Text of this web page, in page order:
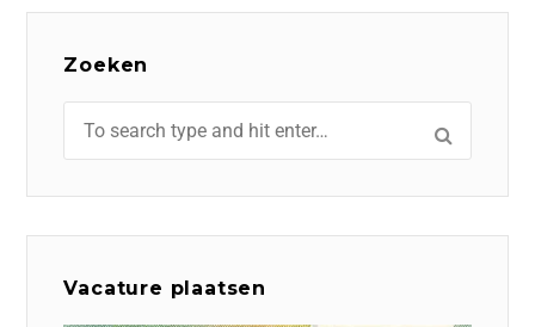
Zoeken
Vacature plaatsen